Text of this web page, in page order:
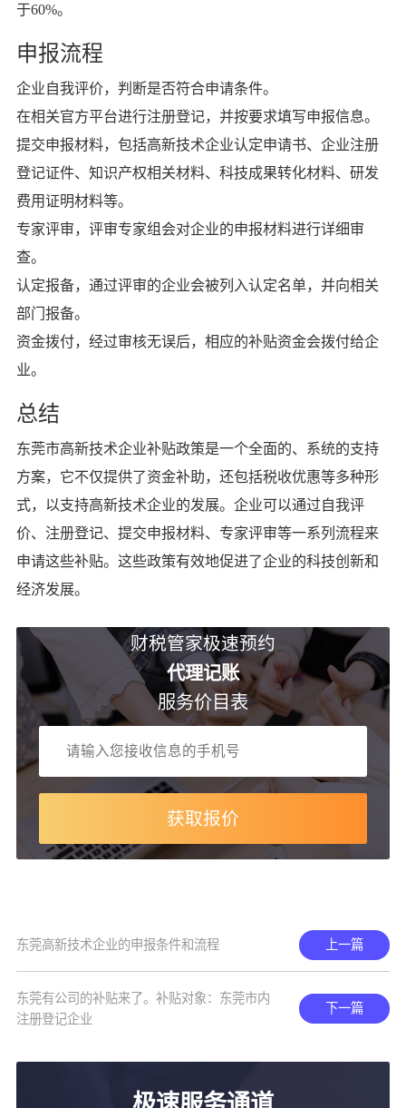
于60%。
申报流程
企业自我评价，判断是否符合申请条件。
在相关官方平台进行注册登记，并按要求填写申报信息。
提交申报材料，包括高新技术企业认定申请书、企业注册
登记证件、知识产权相关材料、科技成果转化材料、研发
费用证明材料等。
专家评审，评审专家组会对企业的申报材料进行详细审
查。
认定报备，通过评审的企业会被列入认定名单，并向相关
部门报备。
资金拨付，经过审核无误后，相应的补贴资金会拨付给企
业。
总结
东莞市高新技术企业补贴政策是一个全面的、系统的支持
方案，它不仅提供了资金补助，还包括税收优惠等多种形
式，以支持高新技术企业的发展。企业可以通过自我评
价、注册登记、提交申报材料、专家评审等一系列流程来
申请这些补贴。这些政策有效地促进了企业的科技创新和
经济发展。
财税管家极速预约
代理记账
服务价目表
获取报价
东莞高新技术企业的申报条件和流程 上一篇
东莞有公司的补贴来了。补贴对象：东莞市内
注册登记企业
下一篇